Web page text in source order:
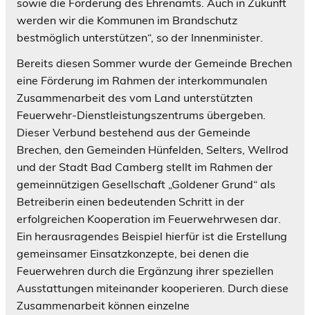
sowie die Förderung des Ehrenamts. Auch in Zukunft
werden wir die Kommunen im Brandschutz
bestmöglich unterstützen“, so der Innenminister.
Bereits diesen Sommer wurde der Gemeinde Brechen
eine Förderung im Rahmen der interkommunalen
Zusammenarbeit des vom Land unterstützten
Feuerwehr-Dienstleistungszentrums übergeben.
Dieser Verbund bestehend aus der Gemeinde
Brechen, den Gemeinden Hünfelden, Selters, Wellrod
und der Stadt Bad Camberg stellt im Rahmen der
gemeinnützigen Gesellschaft „Goldener Grund“ als
Betreiberin einen bedeutenden Schritt in der
erfolgreichen Kooperation im Feuerwehrwesen dar.
Ein herausragendes Beispiel hierfür ist die Erstellung
gemeinsamer Einsatzkonzepte, bei denen die
Feuerwehren durch die Ergänzung ihrer speziellen
Ausstattungen miteinander kooperieren. Durch diese
Zusammenarbeit können einzelne